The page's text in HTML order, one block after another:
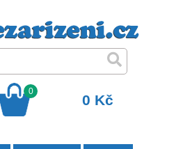
0
0 Kč